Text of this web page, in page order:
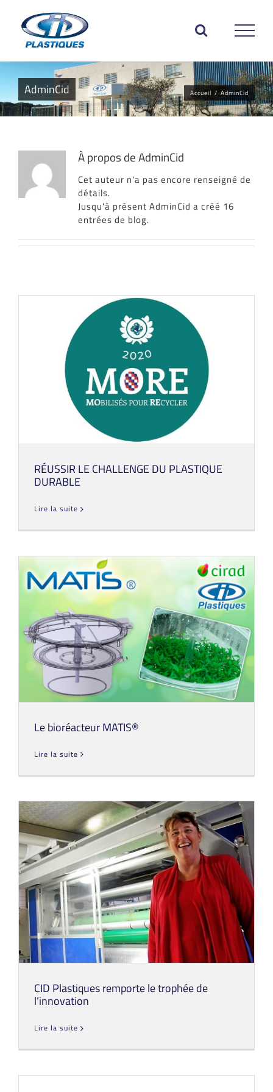
contenu
AdminCid Accueil / AdminCid
À propos deAdminCid
Cet auteur n'a pas encore renseigné de
détails.
Jusqu'à présent AdminCid a créé 16
entrées de blog.
DURABLE
RÉUSSIR LE CHALLENGE DU PLASTIQUE
DURABLE
Lire la suite
Le bioréacteur MATIS®
Lire la suite
CID Plastiques remporte le trophée de
CID Plastiques remporte le trophée de
l’innovation
Lire la suite